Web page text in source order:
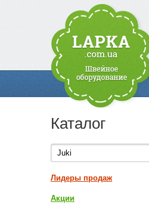
Каталог
Лидеры продаж
Акции